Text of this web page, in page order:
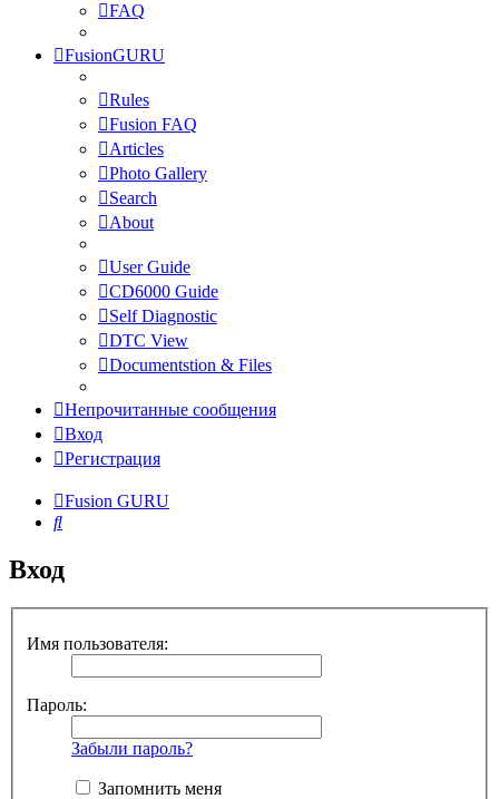
FAQ
FusionGURU
Rules
Fusion FAQ
Articles
Photo Gallery
Search
About
User Guide
CD6000 Guide
Self Diagnostic
DTC View
Documentstion & Files
Непрочитанные сообщения
Вход
Регистрация
Fusion GURU
Поиск
Вход
Имя пользователя:
Пароль:
Забыли пароль?
Запомнить меня